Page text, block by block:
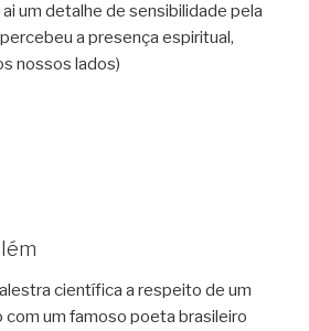
um detalhe de sensibilidade pela
a presença espiritual,
nossos lados)
científica a respeito de um
um famoso poeta brasileiro